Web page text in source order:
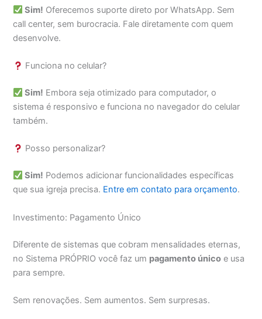
Sim! Oferecemos suporte direto por WhatsApp. Sem
call center, sem burocracia. Fale diretamente com quem
desenvolve.
Funciona no celular?
Sim! Embora seja otimizado para computador, o
sistema é responsivo e funciona no navegador do celular
também.
Posso personalizar?
Sim! Podemos adicionar funcionalidades específicas
que sua igreja precisa. Entre em contato para orçamento.
Investimento: Pagamento Único
Diferente de sistemas que cobram mensalidades eternas,
no Sistema PRÓPRIO você faz um pagamento único e usa
para sempre.
Sem renovações. Sem aumentos. Sem surpresas.